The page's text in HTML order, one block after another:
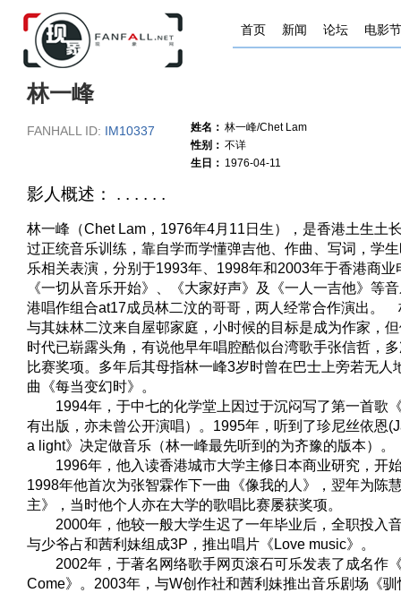
首页 新闻 论坛 电影节
林一峰
FANHALL ID: IM10337 姓名： 林一峰/Chet Lam
性别： 不详
生日： 1976-04-11
影人概述： . . . . . .
林一峰（Chet Lam，1976年4月11日生），是香港土生土
过正统音乐训练，靠自学而学懂弹吉他、作曲、写词，学
乐相关表演，分别于1993年、1998年和2003年于香港商业
《一切从音乐开始》、《大家好声》及《一人一吉他》等
港唱作组合at17成员林二汶的哥哥，两人经常合作演出。
与其妹林二汶来自屋邨家庭，小时候的目标是成为作家，
时代已崭露头角，有说他早年唱腔酷似台湾歌手张信哲，
比赛奖项。多年后其母指林一峰3岁时曾在巴士上旁若无人
曲《每当变幻时》。
1994年，于中七的化学堂上因过于沉闷写了第一首歌
有出版，亦未曾公开演唱）。1995年，听到了珍尼丝依恩
a light》决定做音乐（林一峰最先听到的为齐豫的版本）。
1996年，他入读香港城市大学主修日本商业研究，开
1998年他首次为张智霖作下一曲《像我的人》，翌年为陈
主》，当时他个人亦在大学的歌唱比赛屡获奖项。
2000年，他较一般大学生迟了一年毕业后，全职投入
与少爷占和茜利妹组成3P，推出唱片《Love music》。
2002年，于著名网络歌手网页滚石可乐发表了成名作
Come》。2003年，与W创作社和茜利妹推出音乐剧场《